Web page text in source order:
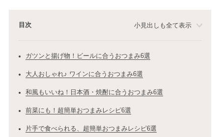
目次 小見出しも全て表示
ガツンと揚げ物！ビールに合うおつまみ6選
大人おしゃれ♪ ワインに合うおつまみ6選
和風もいいね！日本酒・焼酎に合うおつまみ6選
前菜にも！超簡単おつまみレシピ6選
片手で食べられる、超簡単おつまみレシピ6選